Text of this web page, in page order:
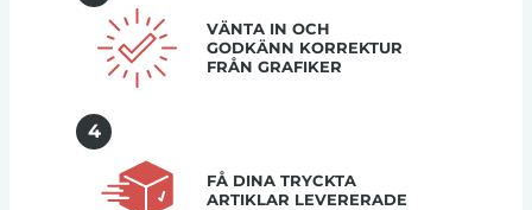
VÄNTA IN OCH
GODKÄNN KORREKTUR
FRÅN GRAFIKER
4
FÅ DINA TRYCKTA
ARTIKLAR LEVERERADE